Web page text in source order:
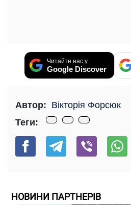
Читайте нас у
Google Discover
Автор: Вікторія Форсюк
Теги:
НОВИНИ ПАРТНЕРІВ